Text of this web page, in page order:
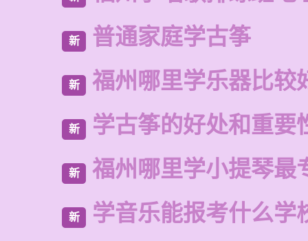
新 普通家庭学古筝
新 福州哪里学乐器比较
新 学古筝的好处和重要
新 福州哪里学小提琴最
新 学音乐能报考什么学